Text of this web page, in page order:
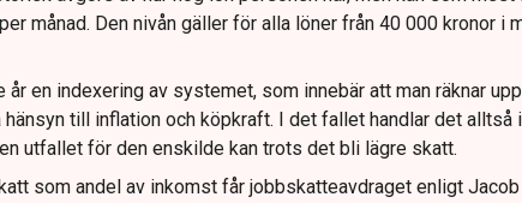
månad. Den nivån gäller för alla löner från 40 000 kronor i
år en indexering av systemet, som innebär att man räknar upp
till inflation och köpkraft. I det fallet handlar det alltså
utfallet för den enskilde kan trots det bli lägre skatt.
som andel av inkomst får jobbskatteavdraget enligt Jacob